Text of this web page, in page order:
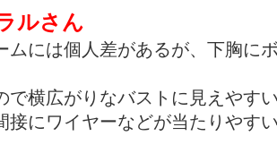
ルさん
ムには個人差があるが、下胸に
で横広がりなバストに見えやす
接にワイヤーなどが当たりやす